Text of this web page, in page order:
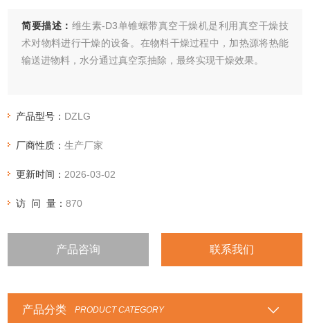
简要描述： 维生素-D3单锥螺带真空干燥机是利用真空干燥技
术对物料进行干燥的设备。在物料干燥过程中，加热源将热能
输送进物料，水分通过真空泵抽除，最终实现干燥效果。
产品型号： DZLG
厂商性质：生产厂家
更新时间： 2026-03-02
访 问 量：870
产品咨询 联系我们
产品分类 PRODUCT CATEGORY